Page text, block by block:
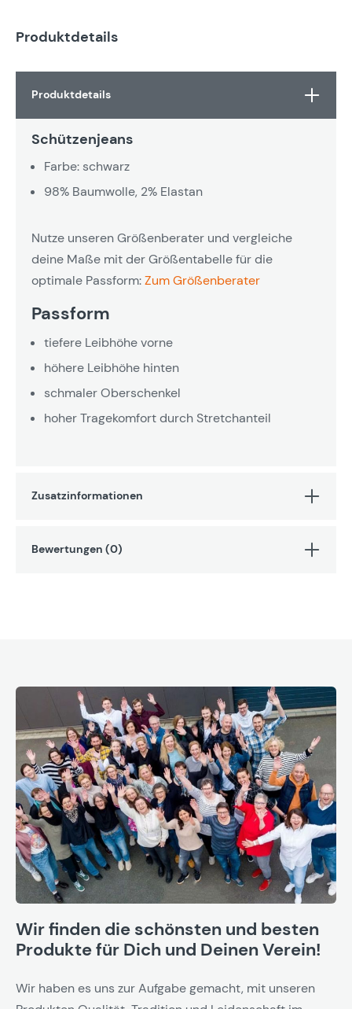
Produktdetails
Produktdetails
Schützenjeans
Farbe: schwarz
98% Baumwolle, 2% Elastan
Nutze unseren Größenberater und vergleiche
deine Maße mit der Größentabelle für die
optimale Passform:Zum Größenberater
Passform
tiefere Leibhöhe vorne
höhere Leibhöhe hinten
schmaler Oberschenkel
hoher Tragekomfort durch Stretchanteil
Zusatzinformationen
Bewertungen (0)
Wir finden die schönsten und besten
Produkte für Dich und Deinen Verein!
Wir haben es uns zur Aufgabe gemacht, mit unseren